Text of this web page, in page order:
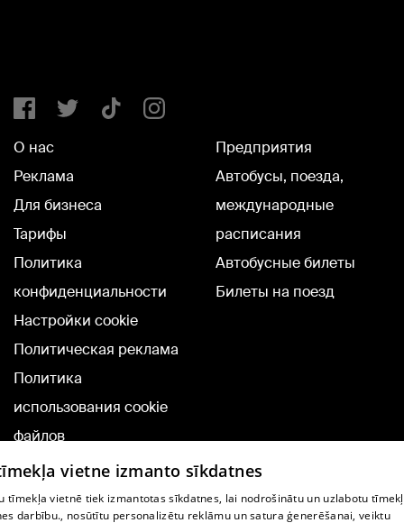
О нас
Реклама
Для бизнеса
Тарифы
Политика
конфиденциальности
Настройки cookie
Политическая реклама
Политика
использования cookie
файлов
Добавление
комментариев
Предприятия
Автобусы, поезда,
международные
расписания
Автобусные билеты
Билеты на поезд
vietne izmanto sīkdatnes
tīmekļa vietnē tiek izmantotas sīkdatnes, lai nodrošinātu un uzlabotu
darbību., nosūtītu personalizētu reklāmu un satura ģenerēšanai, veiktu